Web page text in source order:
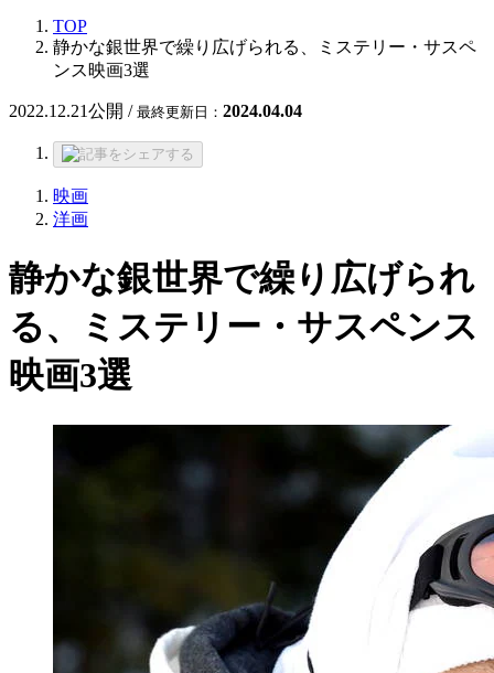
TOP
静かな銀世界で繰り広げられる、ミステリー・サスペ
ンス映画3選
2022.12.21公開 / 最終更新日： 2024.04.04
映画
洋画
静かな銀世界で繰り広げられ
る、ミステリー・サスペンス
映画3選